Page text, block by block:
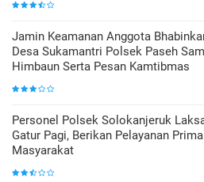
Jamin Keamanan Anggota
Desa Sukamantri Polsek Paseh
Himbaun Serta Pesan Kamtibmas
Personel Polsek Solokanjeruk
Gatur Pagi, Berikan Pelayanan
Masyarakat